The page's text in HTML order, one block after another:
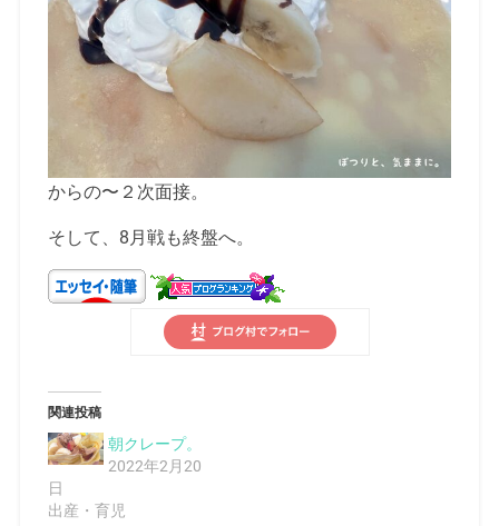
からの〜２次面接。
そして、8月戦も終盤へ。
関連投稿
朝クレープ。
2022年2月20
日
出産・育児